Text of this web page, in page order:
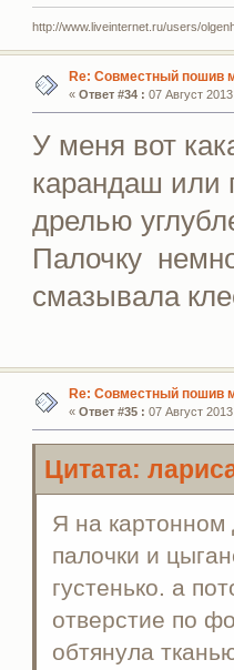
http://www.liveinternet.ru/users/
Re: Совместный пошив
« Ответ #34 : 07 Август
У меня вот
карандаш или
дрелью
Палочку
смазывала
Re: Совместный пошив
« Ответ #35 : 07 Август
Цитата:
Я на картонном
палочки и
густенько. а
отверстие по
обтянула